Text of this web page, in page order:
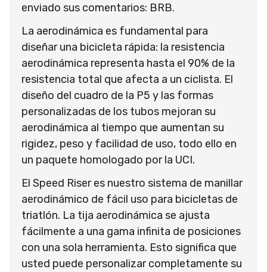
enviado sus comentarios: BRB.
La aerodinámica es fundamental para
diseñar una bicicleta rápida: la resistencia
aerodinámica representa hasta el 90% de la
resistencia total que afecta a un ciclista. El
diseño del cuadro de la P5 y las formas
personalizadas de los tubos mejoran su
aerodinámica al tiempo que aumentan su
rigidez, peso y facilidad de uso, todo ello en
un paquete homologado por la UCI.
El Speed Riser es nuestro sistema de manillar
aerodinámico de fácil uso para bicicletas de
triatlón. La tija aerodinámica se ajusta
fácilmente a una gama infinita de posiciones
con una sola herramienta. Esto significa que
usted puede personalizar completamente su